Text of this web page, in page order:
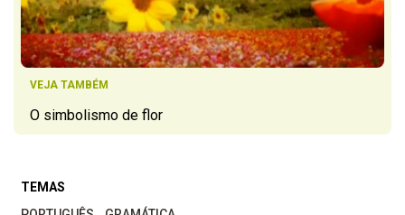
VEJA TAMBÉM
O simbolismo de flor
TEMAS